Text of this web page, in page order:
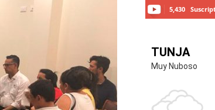
5,430
TUNJA
Muy Nuboso